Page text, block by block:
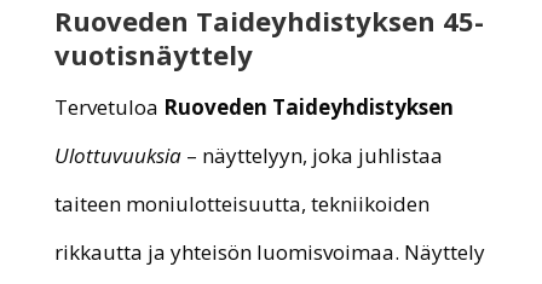
Ruoveden Taideyhdistyksen 45-
vuotisnäyttely
Tervetuloa Ruoveden Taideyhdistyksen
Ulottuvuuksia– näyttelyyn, joka juhlistaa
taiteen moniulotteisuutta, tekniikoiden
rikkautta ja yhteisön luomisvoimaa. Näyttely